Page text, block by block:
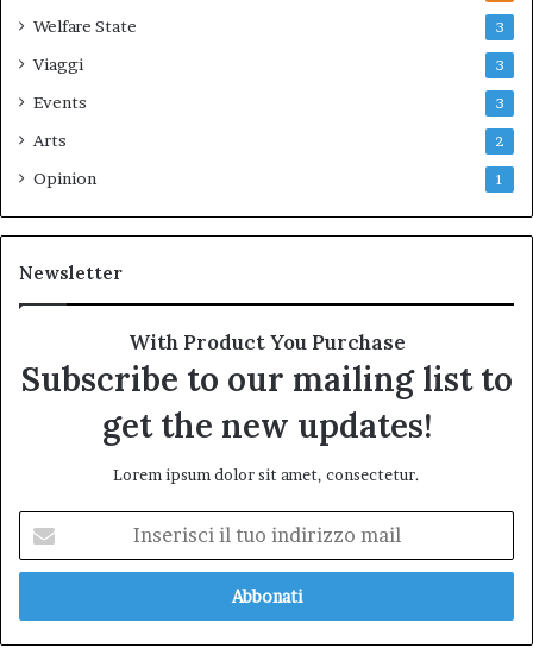
Welfare State 3
Viaggi 3
Events 3
Arts 2
Opinion 1
Newsletter
With Product You Purchase
Subscribe to our mailing list to
get the new updates!
Lorem ipsum dolor sit amet, consectetur.
tuo
mail